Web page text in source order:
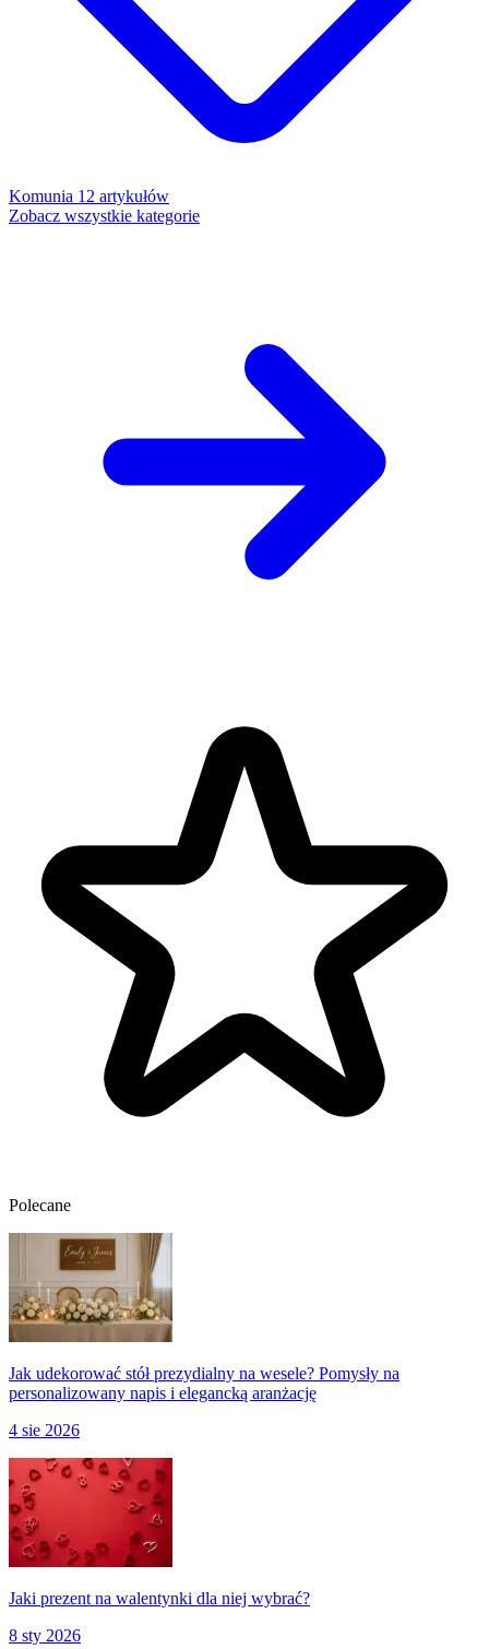
Komunia 12 artykułów
Zobacz wszystkie kategorie
Polecane
Jak udekorować stół prezydialny na wesele? Pomysły na
personalizowany napis i elegancką aranżację
4 sie 2026
Jaki prezent na walentynki dla niej wybrać?
8 sty 2026